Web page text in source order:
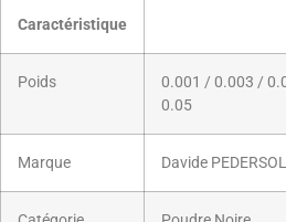
Caractéristique
Poids
0.001 / 0.003 /
0.05
Marque Davide